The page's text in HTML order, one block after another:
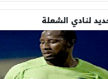
لنادي الشعلة